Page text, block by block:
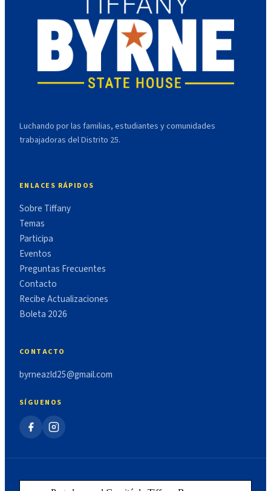
Luchando por las familias, estudiantes y comunidades
trabajadoras del Distrito 25.
ENLACES RÁPIDOS
Sobre Tiffany
Temas
Participa
Eventos
Preguntas Frecuentes
Contacto
Recibe Actualizaciones
Boleta 2026
CONTACTO
byrneazld25@gmail.com
SÍGUENOS